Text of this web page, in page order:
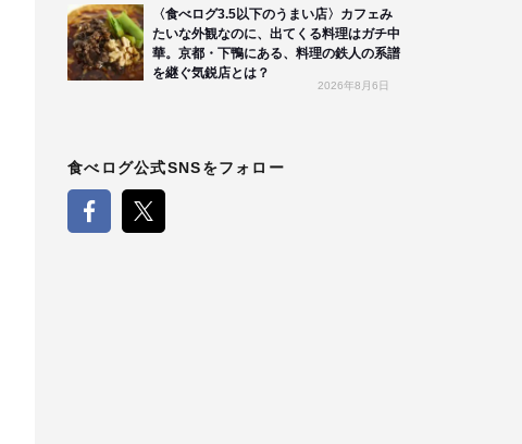
〈食べログ3.5以下のうまい店〉カフェみ
たいな外観なのに、出てくる料理はガチ中
華。京都・下鴨にある、料理の鉄人の系譜
を継ぐ気鋭店とは？
2026年8月6日
食べログ公式SNSをフォロー